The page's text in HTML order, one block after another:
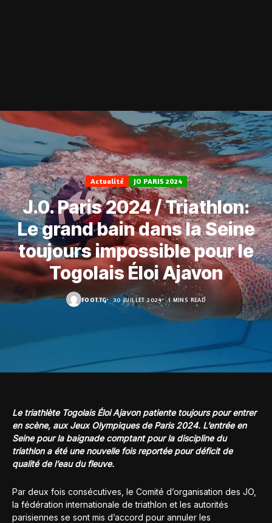
Actualité JO PARIS 2024
J.0. Paris 2024 / Triathlon:
Le grand bain dans la Seine
toujours impossible pour le
Togolais Éloi Ajavon
FOOT.TG 30 JUILLET 2024 1 MINS READ
Le triathlète Togolais Éloi Ajavon patiente toujours pour entrer
en scène, aux Jeux Olympiques de Paris 2024. L’entrée en
Seine pour la baignade comptant pour la discipline du
triathlon a été une nouvelle fois reportée pour déficit de
qualité de l’eau du fleuve.
Par deux fois consécutives, le Comité d’organisation des JO,
la fédération internationale de triathlon et les autorités
parisiennes se sont mis d’accord pour annuler les